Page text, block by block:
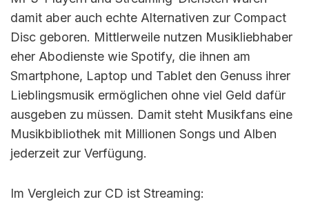
damit aber auch echte Alternativen zur Compact
Disc geboren. Mittlerweile nutzen Musikliebhaber
eher Abodienste wie Spotify, die ihnen am
Smartphone, Laptop und Tablet den Genuss ihrer
Lieblingsmusik ermöglichen ohne viel Geld dafür
ausgeben zu müssen. Damit steht Musikfans eine
Musikbibliothek mit Millionen Songs und Alben
jederzeit zur Verfügung.
Im Vergleich zur CD ist Streaming: